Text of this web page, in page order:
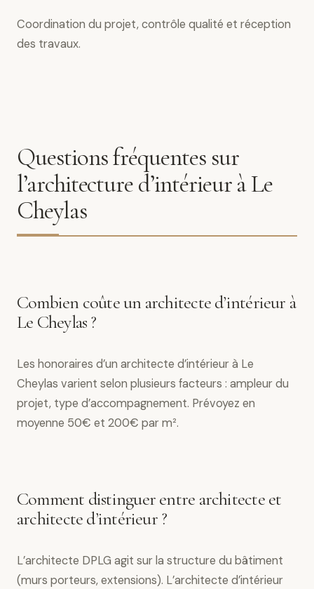
Coordination du projet, contrôle qualité et réception
des travaux.
Questions fréquentes sur
l’architecture d’intérieur à Le
Cheylas
Combien coûte un architecte d’intérieur à
Le Cheylas ?
Les honoraires d’un architecte d’intérieur à Le
Cheylas varient selon plusieurs facteurs : ampleur du
projet, type d’accompagnement. Prévoyez en
moyenne 50€ et 200€ par m².
Comment distinguer entre architecte et
architecte d’intérieur ?
L’architecte DPLG agit sur la structure du bâtiment
(murs porteurs, extensions). L’architecte d’intérieur